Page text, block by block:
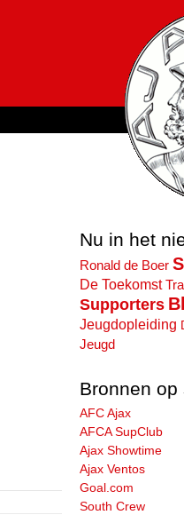
Nu in het
Ronald de Boer
De Toekomst
Supporters
Jeugdopleiding
Jeugd
Bronnen
AFC Ajax
AFCA SupClub
Ajax Showtime
Ajax Ventos
Goal.com
South Crew